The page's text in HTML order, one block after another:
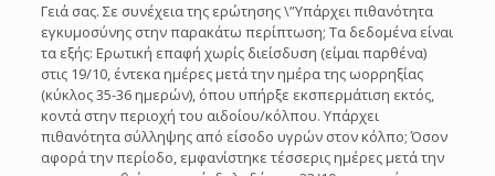
Γειά σας. Σε συνέχεια της ερώτησης \”Υπάρχει πιθανότητα
εγκυμοσύνης στην παρακάτω περίπτωση; Τα δεδομένα είναι
τα εξής: Ερωτική επαφή χωρίς διείσδυση (είμαι παρθένα)
στις 19/10, έντεκα ημέρες μετά την ημέρα της ωορρηξίας
(κύκλος 35-36 ημερών), όπου υπήρξε εκσπερμάτιση εκτός,
κοντά στην περιοχή του αιδοίου/κόλπου. Υπάρχει
πιθανότητα σύλληψης από είσοδο υγρών στον κόλπο; Όσον
αφορά την περίοδο, εμφανίστηκε τέσσερις ημέρες μετά την